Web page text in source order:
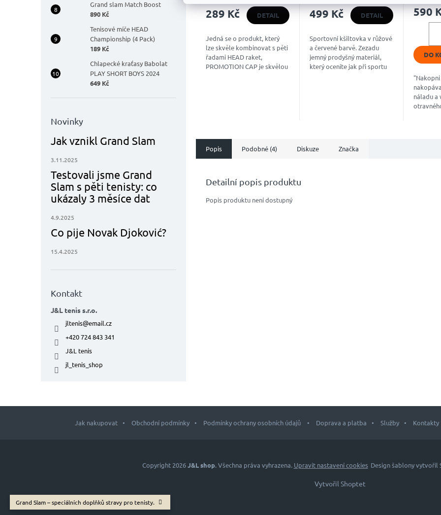
Grand Slam – speciálních doplňků stravy pro tenisty.
Grand slam Match Boost
890 Kč
Tenisové míče HEAD
Championship (4 Pack)
189 Kč
Chlapecké kraťasy Babolat
PLAY SHORT BOYS 2024
649 Kč
Novinky
Jak vznikl Grand Slam
3.11.2025
Testovali jsme Grand
Slam s pěti tenisty: co
ukázaly 3 měsíce dat
4.9.2025
Co pije Novak Djoković?
15.4.2025
Kontakt
J&L tenis s.r.o.
jltenis@email.cz
+420 724 843 341
J&L tenis
jl_tenis_shop
289 Kč DETAIL
Jedná se o produkt, který
lze skvěle kombinovat s pěti
řadami HEAD raket,
PROMOTION CAP je skvělou
hodnocení
produktu
z
5
hvězdiček.
499 Kč DETAIL
Sportovní kšiltovka v růžové
a červené barvě. Zezadu
jemný prodyšný materiál,
který oceníte jak při sportu
produktu
5
590
DO
náladu a
Popis Podobné (4) Diskuze Značka
Detailní popis produktu
Popis produktu není dostupný
Jak nakupovat Obchodní podmínky Podmínky ochrany osobních údajů Doprava a platba Služby Kontakty
Vytvořil Shoptet
Copyright 2026J&L shop. Všechna práva vyhrazena. Upravit nastavení cookies Design šablony vytvořil